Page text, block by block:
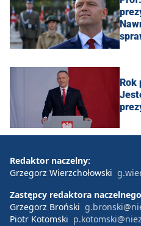
Rok
Redaktor naczelny:
Grzegorz Wierzchołowski
Zastępcy redaktora
Grzegorz Broński
Piotr Kotomski